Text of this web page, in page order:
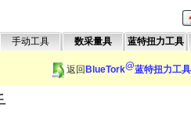
手动工具 数采量具 蓝特扭力工具
返回 BlueTork@蓝特扭力工具